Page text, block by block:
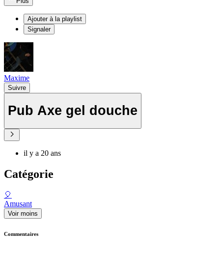
Ajouter à la playlist
Signaler
Maxime
Suivre
Pub Axe gel douche
il y a 20 ans
Catégorie
🎈
Amusant
Voir moins
Commentaires